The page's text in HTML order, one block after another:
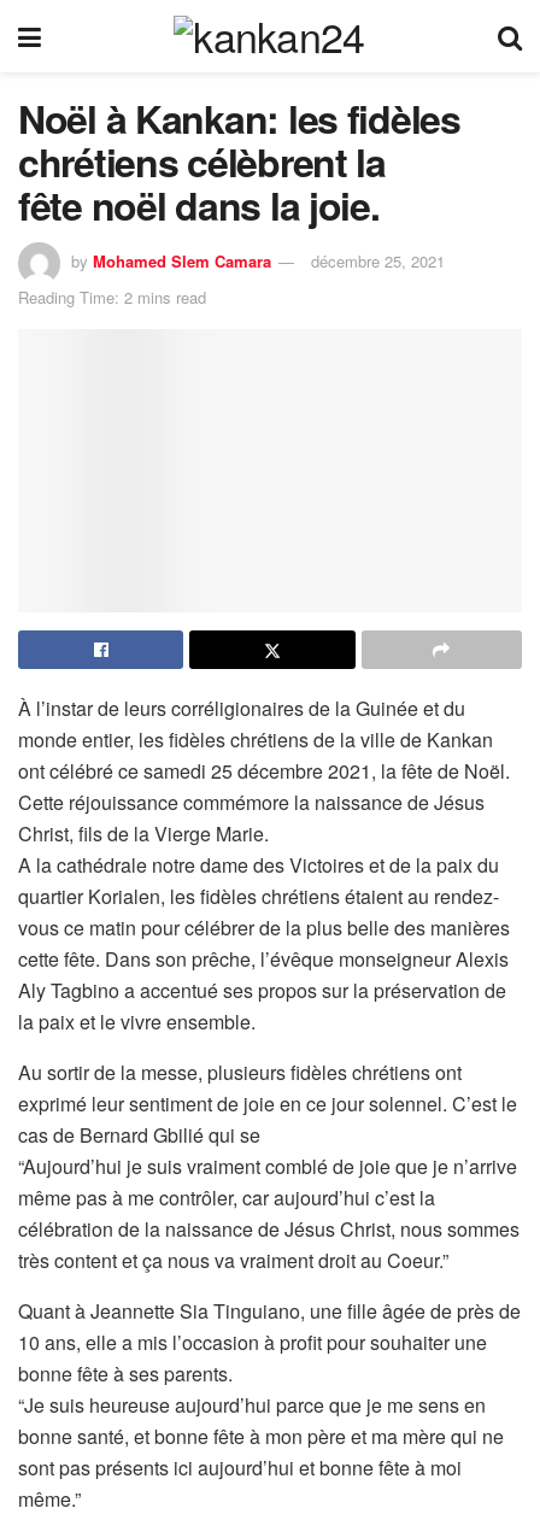
Noël à Kankan: les fidèles
chrétiens célèbrent la
fête noël dans la joie.
by Mohamed Slem Camara
décembre 25, 2021
Reading Time: 2 mins read
À l’instar de leurs corréligionaires de la Guinée et du
monde entier, les fidèles chrétiens de la ville de Kankan
ont célébré ce samedi 25 décembre 2021, la fête de Noël.
Cette réjouissance commémore la naissance de Jésus
Christ, fils de la Vierge Marie.
A la cathédrale notre dame des Victoires et de la paix du
quartier Korialen, les fidèles chrétiens étaient au rendez-
vous ce matin pour célébrer de la plus belle des manières
cette fête. Dans son prêche, l’évêque monseigneur Alexis
Aly Tagbino a accentué ses propos sur la préservation de
la paix et le vivre ensemble.
Au sortir de la messe, plusieurs fidèles chrétiens ont
exprimé leur sentiment de joie en ce jour solennel. C’est le
cas de Bernard Gbilié qui se
“Aujourd’hui je suis vraiment comblé de joie que je n’arrive
même pas à me contrôler, car aujourd’hui c’est la
célébration de la naissance de Jésus Christ, nous sommes
très content et ça nous va vraiment droit au Coeur.”
Quant à Jeannette Sia Tinguiano, une fille âgée de près de
10 ans, elle a mis l’occasion à profit pour souhaiter une
bonne fête à ses parents.
“Je suis heureuse aujourd’hui parce que je me sens en
bonne santé, et bonne fête à mon père et ma mère qui ne
sont pas présents ici aujourd’hui et bonne fête à moi
même.”